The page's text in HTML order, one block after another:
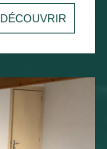
DÉCOUVRIR